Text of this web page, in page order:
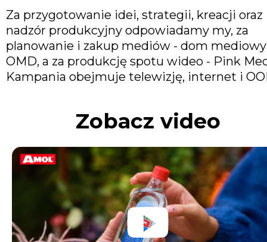
Za przygotowanie idei, strategii, kreacji oraz
nadzór produkcyjny odpowiadamy my, za
planowanie i zakup mediów - dom mediowy
OMD, a za produkcję spotu wideo - Pink
Kampania obejmuje telewizję, internet i
Zobacz video